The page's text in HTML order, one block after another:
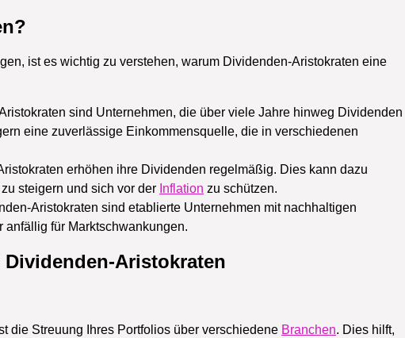
ist es wichtig zu verstehen, warum Dividenden-Aristokraten eine
sind Unternehmen, die über viele Jahre hinweg Dividenden
eine zuverlässige Einkommensquelle, die in verschiedenen
erhöhen ihre Dividenden regelmäßig. Dies kann dazu
steigern und sich vor der Inflation zu schützen.
Aristokraten sind etablierte Unternehmen mit nachhaltigen
für Marktschwankungen.
Aristokraten
die Streuung Ihres Portfolios über verschiedene Branchen. Dies hilft,